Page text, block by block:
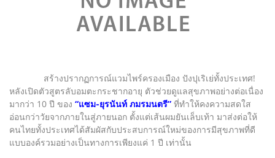
สร้างปรากฏการณ์แวมไพร์ครองเมือง ปังปุเริเย่ทั้งประเทศ!
หลังเปิดตัวสูตรลับอมตะกระชากอายุ ตัวช่วยดูแลสุขภาพอย่างต่อเนื่อง
มากว่า 10 ปี ของ “แซม-ยุรนันท์ ภมรมนตรี” ที่ทำให้คงความสดใส
อ่อนกว่าวัยจากภายในสู่ภายนอก ตั้งแต่เส้นผมยันเล็บเท้า มาส่งต่อให้
คนไทยทั้งประเทศได้สัมผัสกับประสบการณ์ใหม่ของการมีสุขภาพที่ดี
แบบองค์รวมอย่างเป็นทางการเพียงแค่ 1 ปี เท่านั้น